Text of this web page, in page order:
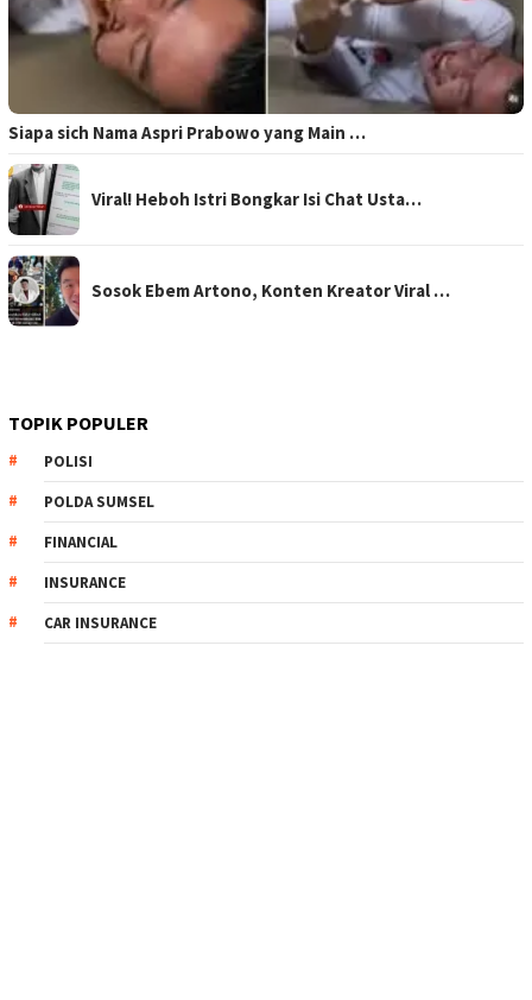
Siapa sich Nama Aspri Prabowo yang Main …
Viral! Heboh Istri Bongkar Isi Chat Usta…
Sosok Ebem Artono, Konten Kreator Viral …
TOPIK POPULER
POLISI
POLDA SUMSEL
FINANCIAL
INSURANCE
CAR INSURANCE